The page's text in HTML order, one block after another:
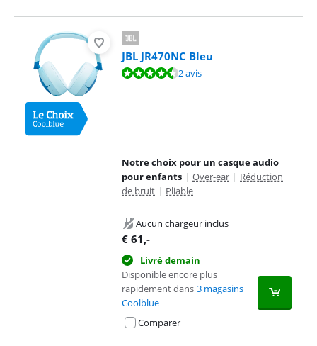
JBL JR470NC Bleu
La note est de 9,0 sur 10, basée sur 2 avis.2 avis
Notre choix pour un casque audio
pour enfants | Over-ear | Réduction
de bruit | Pliable
Aucun chargeur inclus
€ 61,-
Livré demain
Disponible encore plus
rapidement dans 3 magasins
Coolblue
Comparer